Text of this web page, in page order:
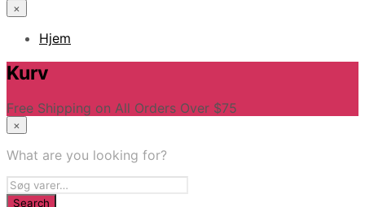
×
Hjem
Kurv
Free Shipping on All Orders Over $75
×
What are you looking for?